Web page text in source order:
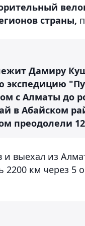
страны,
Дамиру
экспедицию
с Алматы до
в Абайском
преодолели
выехал из
2200 км через 5